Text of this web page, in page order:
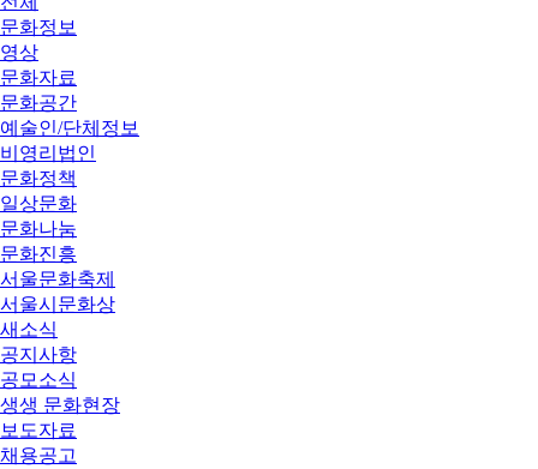
문화정보
영상
문화자료
문화공간
예술인/단체정보
비영리법인
문화정책
일상문화
문화나눔
문화진흥
서울문화축제
서울시문화상
새소식
공지사항
공모소식
생생 문화현장
보도자료
채용공고